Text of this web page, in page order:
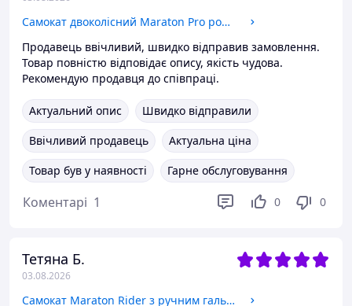
Самокат двоколісний Maraton Pro рожевий + ремінь
Продавець ввічливий, швидко відправив замовлення.
Товар повністю відповідає опису, якість чудова.
Рекомендую продавця до співпраці.
Актуальний опис
Швидко відправили
Ввічливий продавець
Актуальна ціна
Товар був у наявності
Гарне обслуговування
Коментарі 1 0 0
Тетяна Б.
03.08.2026
Самокат Maraton Rider з ручним гальмом і амортизатором бузковий